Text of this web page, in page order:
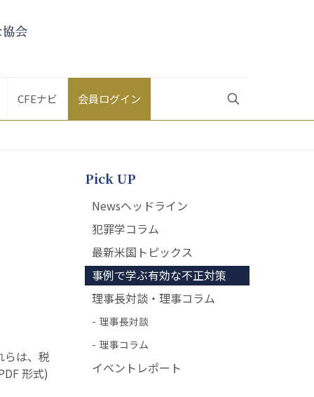
CFEナビ 会員ログイン
らは、税
形式)
Pick UP
Newsヘッドライン
犯罪学コラム
最新米国トピックス
事例で学ぶ有効な不正対策
理事長対談・理事コラム
理事長対談
理事コラム
イベントレポート